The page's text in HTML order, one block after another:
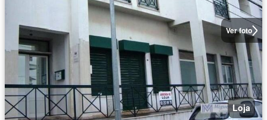
Ver foto
Loja